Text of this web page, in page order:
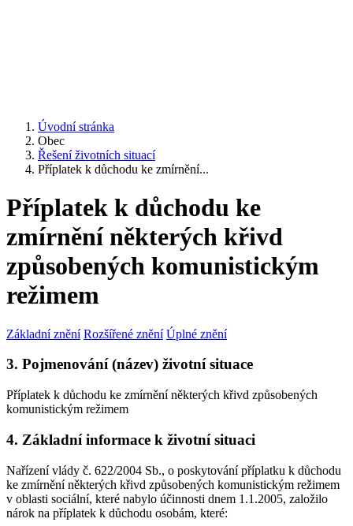
Úvodní stránka
Obec
Řešení životních situací
Příplatek k důchodu ke zmírnění...
Příplatek k důchodu ke
zmírnění některých křivd
způsobených komunistickým
režimem
Základní znění Rozšířené znění Úplné znění
3. Pojmenování (název) životní situace
Příplatek k důchodu ke zmírnění některých křivd způsobených
komunistickým režimem
4. Základní informace k životní situaci
Nařízení vlády č. 622/2004 Sb., o poskytování příplatku k důchodu
ke zmírnění některých křivd způsobených komunistickým režimem
v oblasti sociální, které nabylo účinnosti dnem 1.1.2005, založilo
nárok na příplatek k důchodu osobám, které: